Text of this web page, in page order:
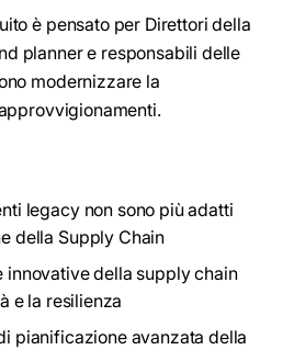
è pensato per Direttori della
planner e responsabili delle
modernizzare la
legacy non sono più adatti
della Supply Chain
innovative della supply chain
e la resilienza
pianificazione avanzata della